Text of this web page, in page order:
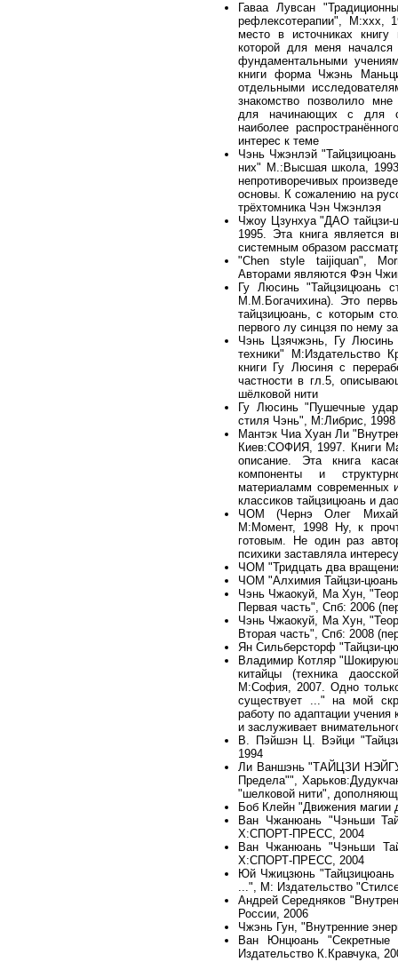
Гаваа Лувсан
рефлексотерапии", М:ххх,
место в источниках книгу
которой для меня начался
фундаментальными
книги форма Чжэнь
отдельными
знакомство позволило мне
для начинающих с для
наиболее
интерес к теме
Чэнь Чжэнлэй
них" М.:Высшая школа,
непротиворечивых
основы. К сожалению на
трёхтомника Чэн Чжэнлэя
Чжоу Цзунхуа "ДАО
1995. Эта книга является
системным образом
"Chen style taijiquan",
Авторами являются Фэн
Гу Люсинь "Тайцзицюань
М.М.Богачихина). Это
тайцзицюань, с которым
первого лу синцзя по нему
Чэнь Цзячжэнь, Гу Люсинь
техники" М:Издательство
книги Гу Люсиня с
частности в гл.5,
шёлковой нити
Гу Люсинь "Пушечные
стиля Чэнь", М:Либрис,
Мантэк Чиа Хуан Ли
Киев:СОФИЯ, 1997. Книги
описание. Эта книга
компоненты и
материаламм современных
классиков тайцзицюань и
ЧОМ (Чернэ Олег
М:Момент, 1998 Ну, к
готовым. Не один раз
психики заставляла
ЧОМ "Тридцать два
ЧОМ "Алхимия Тайцзи-
Чэнь Чжаокуй, Ма Хун,
Первая часть", Спб: 2006
Чэнь Чжаокуй, Ма Хун,
Вторая часть", Спб: 2008
Ян Сильберсторф "Тайцзи-
Владимир Котляр
китайцы (техника
М:София, 2007. Одно
существует ..." на мой
работу по адаптации
и заслуживает
В. Пэйшэн Ц. Вэйци
1994
Ли Ваншэнь "ТАЙЦЗИ
Предела"",
"шелковой нити",
Боб Клейн "Движения магии
Ван Чжанюань "Чэньши
Х:СПОРТ-ПРЕСС, 2004
Ван Чжанюань "Чэньши
Х:СПОРТ-ПРЕСС, 2004
Юй Чжицзюнь
...", М: Издательство
Андрей Середняков
России, 2006
Чжэнь Гун, "Внутренние
Ван Юнцюань "Секретные
Издательство К.Кравчука,